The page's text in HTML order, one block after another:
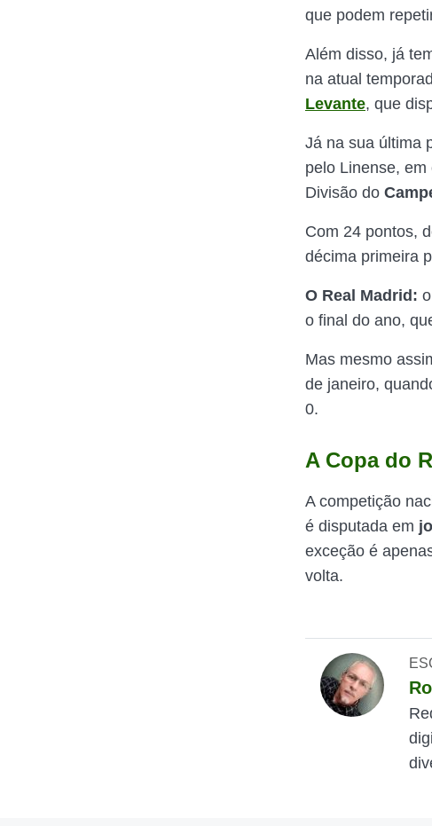
que podem
Além disso, já
na atual
Levante, que
Já na sua última
pelo Linense,
Divisão do
Com 24 pontos,
décima primeira
O Real Madrid:
o final do ano,
Mas mesmo
de janeiro,
0.
A Copa do
A competição
é disputada em
exceção é
volta.